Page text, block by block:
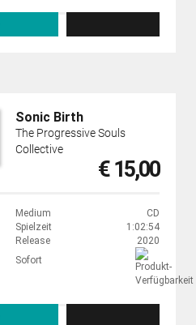
Sonic Birth
The Progressive Souls
Collective
€ 15,00
Medium
CD
Spielzeit
1:02:54
Release
2020
Sofort